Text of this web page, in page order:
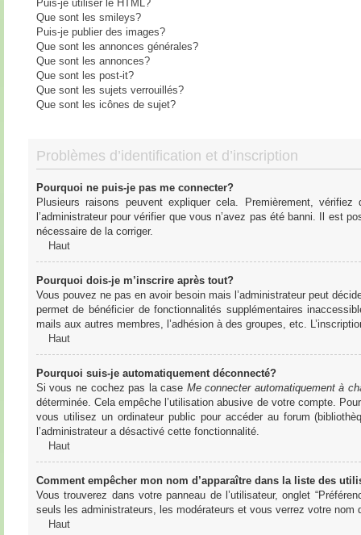
Puis-je utiliser le HTML?
Que sont les smileys?
Puis-je publier des images?
Que sont les annonces générales?
Que sont les annonces?
Que sont les post-it?
Que sont les sujets verrouillés?
Que sont les icônes de sujet?
Problèmes d’identification et d’inscription
Pourquoi ne puis-je pas me connecter?
Plusieurs raisons peuvent expliquer cela. Premièrement,
l’administrateur pour vérifier que vous n’avez pas été banni. Il est
nécessaire de la corriger.
Haut
Pourquoi dois-je m’inscrire après tout?
Vous pouvez ne pas en avoir besoin mais l’administrateur peut
permet de bénéficier de fonctionnalités supplémentaires
mails aux autres membres, l’adhésion à des groupes, etc.
Haut
Pourquoi suis-je automatiquement déconnecté?
Si vous ne cochez pas la case Me connecter automatiquement à
déterminée. Cela empêche l’utilisation abusive de votre compte.
vous utilisez un ordinateur public pour accéder au forum
l’administrateur a désactivé cette fonctionnalité.
Haut
Comment empêcher mon nom d’apparaître dans la liste des
Vous trouverez dans votre panneau de l’utilisateur, onglet
seuls les administrateurs, les modérateurs et vous verrez votre
Haut